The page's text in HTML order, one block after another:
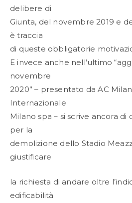
delibere di
Giunta, del novembre 2019 e
è traccia
di queste obbligatorie
E invece anche nell’ultimo
novembre
2020” – presentato da AC
Internazionale
Milano spa – si scrive ancora di
per la
demolizione dello Stadio
giustificare
la richiesta di andare oltre
edificabilità